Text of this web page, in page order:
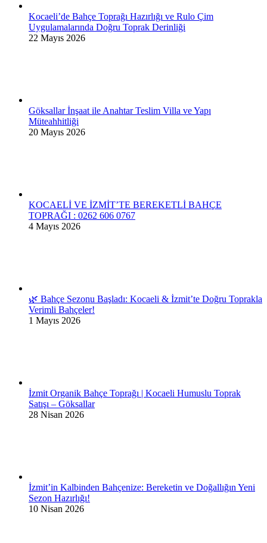
Kocaeli’de Bahçe Toprağı Hazırlığı ve Rulo Çim
Uygulamalarında Doğru Toprak Derinliği
22 Mayıs 2026
Göksallar İnşaat ile Anahtar Teslim Villa ve Yapı
Müteahhitliği
20 Mayıs 2026
KOCAELİ VE İZMİT’TE BEREKETLİ BAHÇE
TOPRAĞI : 0262 606 0767
4 Mayıs 2026
🌿 Bahçe Sezonu Başladı: Kocaeli & İzmit’te Doğru Toprakla
Verimli Bahçeler!
1 Mayıs 2026
İzmit Organik Bahçe Toprağı | Kocaeli Humuslu Toprak
Satışı – Göksallar
28 Nisan 2026
İzmit’in Kalbinden Bahçenize: Bereketin ve Doğallığın Yeni
Sezon Hazırlığı!
10 Nisan 2026